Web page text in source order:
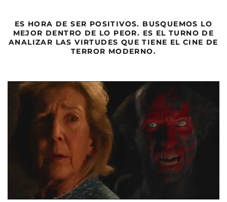
ES HORA DE SER POSITIVOS. BUSQUEMOS LO
MEJOR DENTRO DE LO PEOR. ES EL TURNO DE
ANALIZAR LAS VIRTUDES QUE TIENE EL CINE DE
TERROR MODERNO.